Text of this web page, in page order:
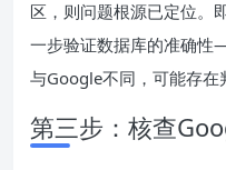
区，则问题根源已定位。
一步验证数据库的准确
与Google不同，可能存在
第三步：核查